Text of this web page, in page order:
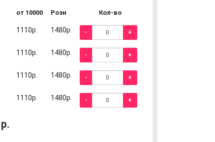
от 10000 Розн Кол-во
1110р. 1480р. - +
1110р. 1480р. - +
1110р. 1480р. - +
1110р. 1480р. - +
р.